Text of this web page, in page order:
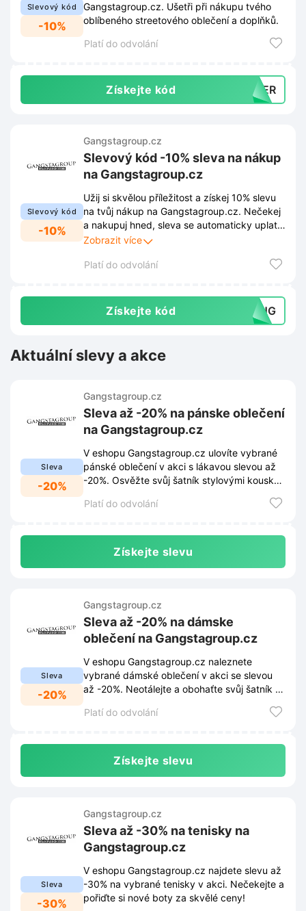
Slevový kód
-10%
Gangstagroup.cz. Ušetři při nákupu tvého
oblíbeného streetového oblečení a doplňků.
Platí do odvolání
Získejte kód NTER
Slevový kód
-10%
Gangstagroup.cz
Slevový kód -10% sleva na nákup
na Gangstagroup.cz
Užij si skvělou příležitost a získej 10% slevu
na tvůj nákup na Gangstagroup.cz. Nečekej
a nakupuj hned, sleva se automaticky uplatní
po zadání slevového kódu v košíku.
Zobrazit více
Platí do odvolání
Získejte kód RING
Aktuální slevy a akce
Sleva
-20%
Gangstagroup.cz
Sleva až -20% na pánske oblečení
na Gangstagroup.cz
V eshopu Gangstagroup.cz ulovíte vybrané
pánské oblečení v akci s lákavou slevou až
-20%. Osvěžte svůj šatník stylovými kousky
Platí do odvolání
Získejte slevu
Sleva
-20%
Gangstagroup.cz
Sleva až -20% na dámske
oblečení na Gangstagroup.cz
V eshopu Gangstagroup.cz naleznete
vybrané dámské oblečení v akci se slevou
až -20%. Neotálejte a obohaťte svůj šatník o
Platí do odvolání
Získejte slevu
Sleva
-30%
Gangstagroup.cz
Sleva až -30% na tenisky na
Gangstagroup.cz
V eshopu Gangstagroup.cz najdete slevu až
-30% na vybrané tenisky v akci. Nečekejte a
pořiďte si nové boty za skvělé ceny!